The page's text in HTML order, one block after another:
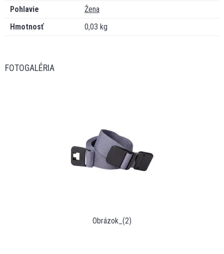
Pohlavie
Žena
Hmotnosť
0,03 kg
FOTOGALÉRIA
Obrázok_(2)